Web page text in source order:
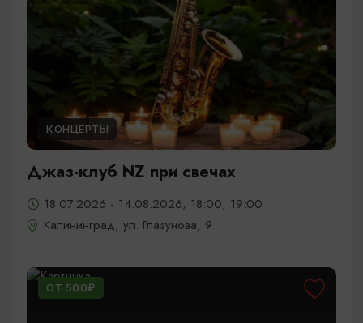
КОНЦЕРТЫ
Джаз-клуб NZ при свечах
18.07.2026 - 14.08.2026, 18:00, 19:00
Калининград, ул. Глазунова, 9
ОТ 500₽